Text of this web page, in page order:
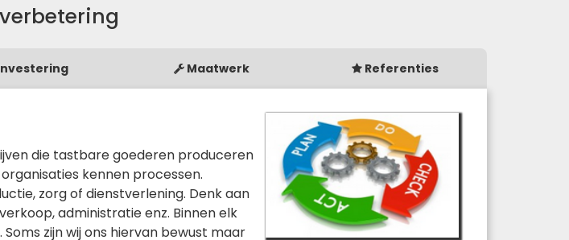
Maatwerk Referenties
die tastbare goederen produceren
kennen processen.
zorg of dienstverlening. Denk aan
administratie enz. Binnen elk
zijn wij ons hiervan bewust maar